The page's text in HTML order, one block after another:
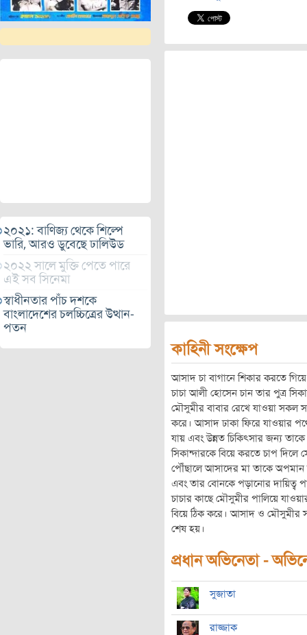
২০২১: বাণিজ্য থেকে শিল্পে
ভারি, আরও ডুবেছে ঢালিউড
২০২২ সালে মুক্তি পেতে পারে
এই সব সিনেমা
স্বাধীনতার পাঁচ দশকে
বাংলাদেশের চলচ্চিত্রের উত্থান-
পতন
কাহিনী সংক্ষেপ
আসাদ চা বাগানে শিকার করতে
চাচা আলী হোসেন চান তার পুত্র
মৌসুমীর বাবার রেখে যাওয়া সকল
করে। আসাদ ঢাকা ফিরে যাওয়ার
যায় এবং উন্নত চিকিৎসার জন্য
সিকান্দারকে বিয়ে করতে চাপ দিলে
পৌঁছালে আসাদের মা তাকে অপমান
এবং তার বোনকে পড়ানোর দায়িত্ব
চাচার কাছে মৌসুমীর পালিয়ে
বিয়ে ঠিক করে। আসাদ ও মৌসুমীর
শেষ হয়।
প্রধান অভিনেতা -
সুজাতা
রাজ্জাক